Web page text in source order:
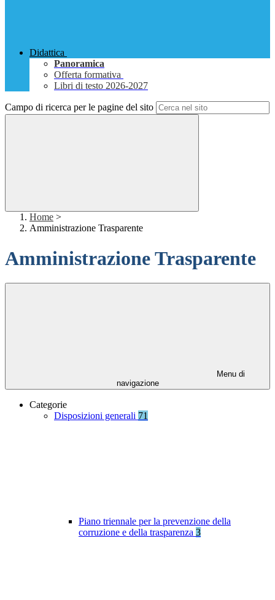
Didattica
Panoramica
Offerta formativa
Libri di testo 2026-2027
Campo di ricerca per le pagine del sito
Home >
Amministrazione Trasparente
Amministrazione Trasparente
Menu di
navigazione
Categorie
Disposizioni generali 71
Piano triennale per la prevenzione della
corruzione e della trasparenza 3